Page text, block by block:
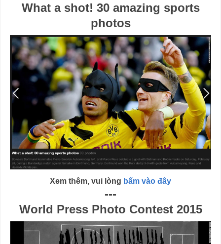
What a shot! 30 amazing sports
photos
Xem thêm, vui lòng bấm vào đây
---
World Press Photo Contest 2015